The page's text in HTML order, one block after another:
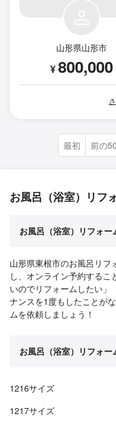
山形県山形市
¥800,000
最初 前の
お風呂（浴室）リフ
お風呂（浴室）リフォー
山形県東根市のお風呂リフ
し、オンライン予約する
いのでリフォームしたい」
ナンスを1度もしたことが
ムを依頼しましょう！
お風呂（浴室）リフォー
1216サイズ
1217サイズ